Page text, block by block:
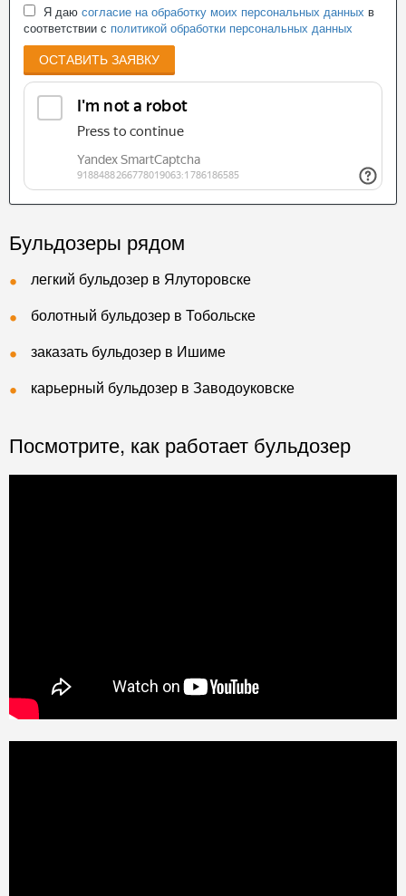
Я даю согласие на обработку моих персональных данных в
соответствии с политикой обработки персональных данных
ОСТАВИТЬ ЗАЯВКУ
Бульдозеры рядом
легкий бульдозер в Ялуторовске
болотный бульдозер в Тобольске
заказать бульдозер в Ишиме
карьерный бульдозер в Заводоуковске
Посмотрите, как работает бульдозер